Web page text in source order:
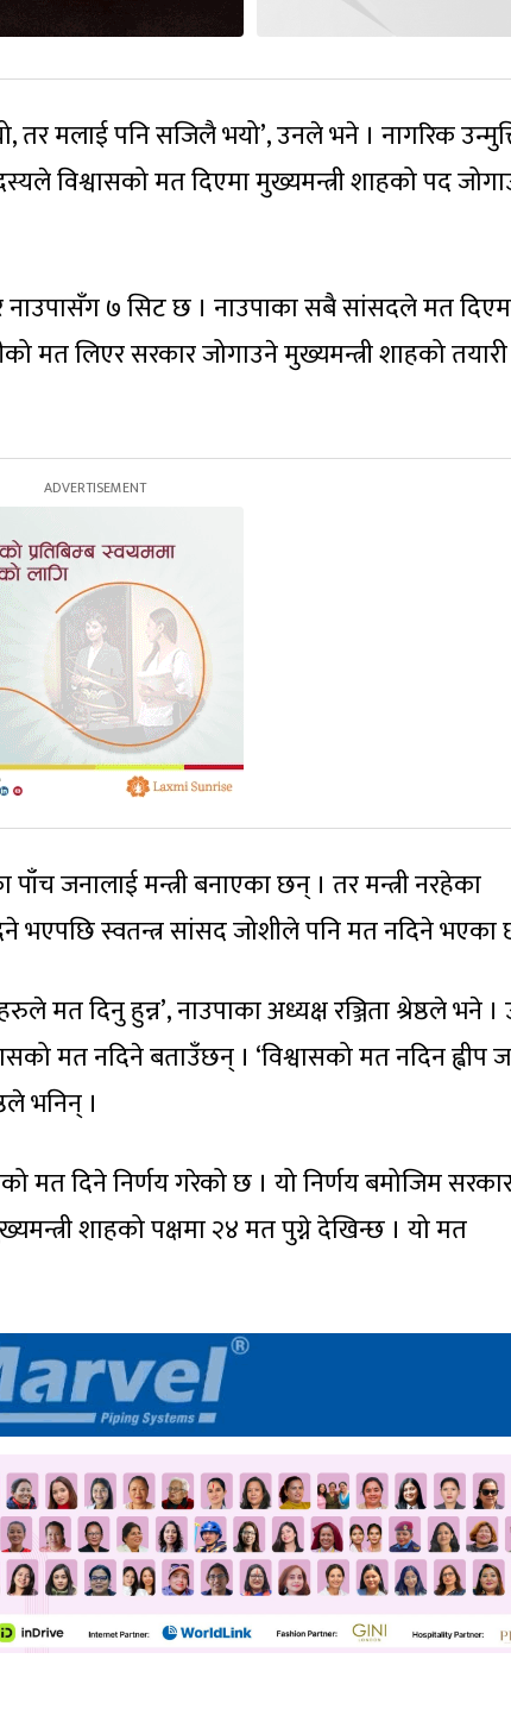
तर मलाई पनि सजिलै भयो’, उनले भने । नागरिक
विश्वासको मत दिएमा मुख्यमन्त्री शाहको पद
नाउपासँग ७ सिट छ । नाउपाका सबै सांसदले मत
मत लिएर सरकार जोगाउने मुख्यमन्त्री शाहको
जनालाई मन्त्री बनाएका छन् । तर मन्त्री नरहेका
भएपछि स्वतन्त्र सांसद जोशीले पनि मत नदिने भएका
दिनु हुन्न’, नाउपाका अध्यक्ष रञ्जिता श्रेष्ठले भने ।
मत नदिने बताउँछन् । ‘विश्वासको मत नदिन ह्वीप
भनिन् ।
मत दिने निर्णय गरेको छ । यो निर्णय बमोजिम
शाहको पक्षमा २४ मत पुग्ने देखिन्छ । यो मत